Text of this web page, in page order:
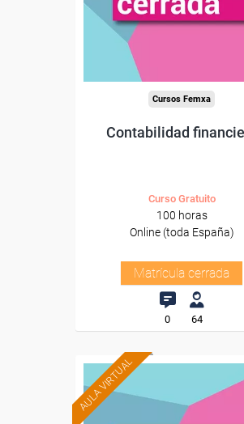
Cursos Femxa
Contabilidad
Curso Gratuito
100 horas
Online (toda España)
Matrícula cerrada
0 64
AULA VIRTUAL